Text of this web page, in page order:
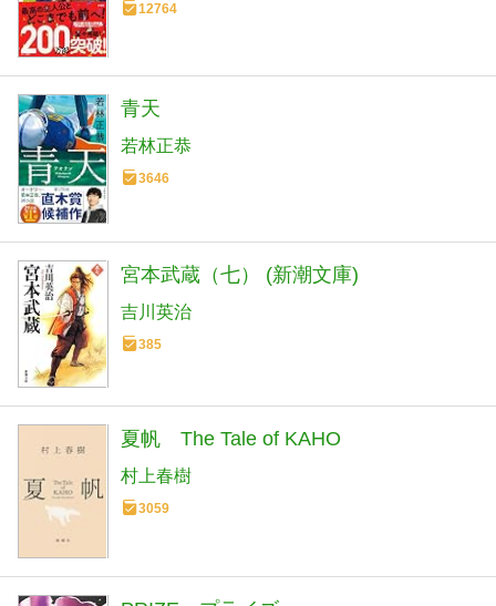
12764
青天
若林正恭
3646
宮本武蔵（七） (新潮文庫)
吉川英治
385
夏帆 The Tale of KAHO
村上春樹
3059